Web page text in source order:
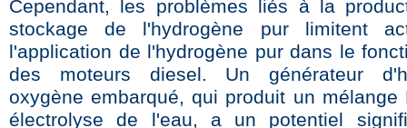
Cependant, les problèmes liés à la
stockage de l'hydrogène pur limitent
l'application de l'hydrogène pur dans le
des moteurs diesel. Un générateur
oxygène embarqué, qui produit un mélange
électrolyse de l'eau, a un potentiel